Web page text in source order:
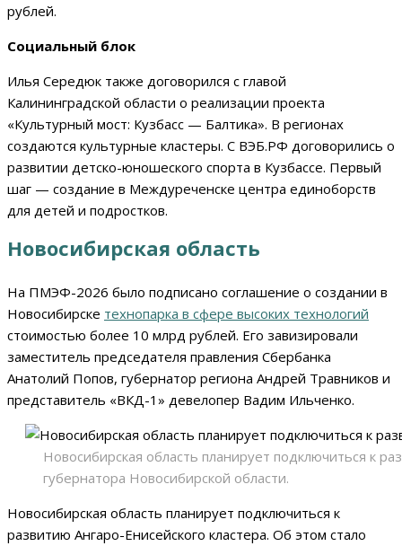
рублей.
Социальный блок
Илья Середюк также договорился с главой
Калининградской области о реализации проекта
«Культурный мост: Кузбасс — Балтика». В регионах
создаются культурные кластеры. С ВЭБ.РФ договорились о
развитии детско-юношеского спорта в Кузбассе. Первый
шаг — создание в Междуреченске центра единоборств
для детей и подростков.
Новосибирская область
На ПМЭФ-2026 было подписано соглашение о создании в
Новосибирске технопарка в сфере высоких технологий
стоимостью более 10 млрд рублей. Его завизировали
заместитель председателя правления Сбербанка
Анатолий Попов, губернатор региона Андрей Травников и
представитель «ВКД-1» девелопер Вадим Ильченко.
Новосибирская область планирует подключиться к
губернатора Новосибирской области.
Новосибирская область планирует подключиться к
развитию Ангаро-Енисейского кластера. Об этом стало